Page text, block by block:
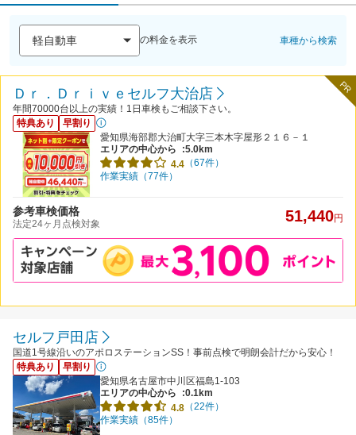
の料金を表示 車種から検索
PR
Ｄｒ．Ｄｒｉｖｅセルフ大治店
年間70000台以上の実績！1日車検もご相談下さい。
特典あり
早割り
愛知県海部郡大治町大字三本木字屋形２１６－１
エリアの中心から
:5.0km
4.4 （67件）
作業実績（77件）
参考車検価格
法定24ヶ月点検対象 51,440円
セルフ戸田店
国道1号線沿いのアポロステーションSS！事前点検で明朗会計だから安心！
特典あり
早割り
愛知県名古屋市中川区福島1-103
エリアの中心から
:0.1km
4.8 （22件）
作業実績（85件）